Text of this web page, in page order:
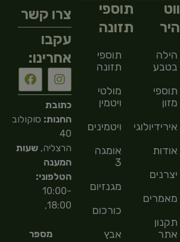
הילה
בטבע
תוספי
מזון
אירידיולוגיה
אודות
יצרנים
מאמרים
תקנון
אתר
תוספי
תזונה
תוספי
תזונה
מולטי
ויטמין
ויטמינים
אומגה
3
מגנזיום
כורכום
אבץ
צרו קשר
עקבו
אחרינו:
כתובת
החנות: סוקולוב
40
הרצליה,שעות
המענה
הטלפוני:
10:00-
18:00,
מספר